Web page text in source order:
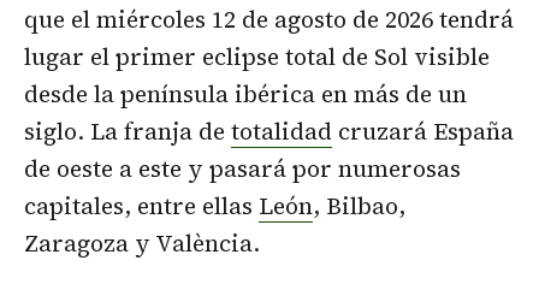
que el miércoles 12 de agosto de 2026 tendrá
lugar el primer eclipse total de Sol visible
desde la península ibérica en más de un
siglo. La franja de totalidad cruzará España
de oeste a este y pasará por numerosas
capitales, entre ellas León, Bilbao,
Zaragoza y València.